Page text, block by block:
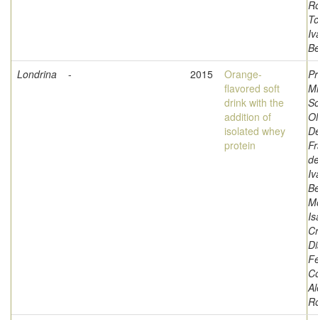
Londrina
- 2015
Orange-
flavored soft
drink with the
addition of
isolated whey
protein